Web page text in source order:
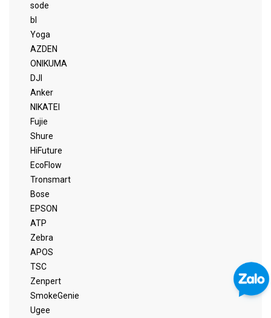
sode
bl
Yoga
AZDEN
ONIKUMA
DJI
Anker
NIKATEI
Fujie
Shure
HiFuture
EcoFlow
Tronsmart
Bose
EPSON
ATP
Zebra
APOS
TSC
Zenpert
SmokeGenie
Ugee